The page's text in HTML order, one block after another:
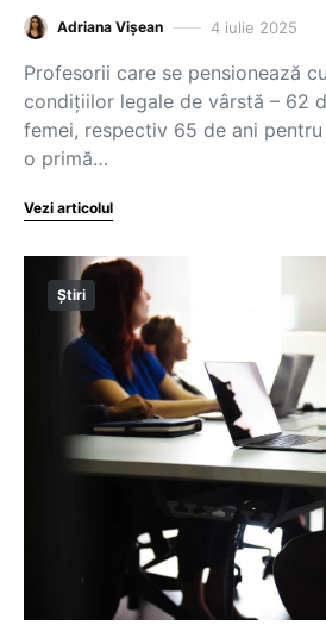
Adriana Vișean 4 iulie 2025
Profesorii care se pensionează
condițiilor legale de vârstă – 62
femei, respectiv 65 de ani
o primă…
Vezi articolul
Știri